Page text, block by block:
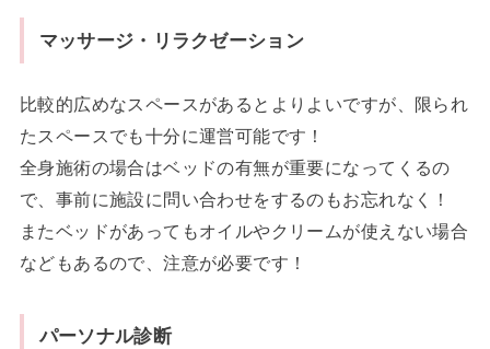
マッサージ・リラクゼーション
比較的広めなスペースがあるとよりよいですが、限られ
たスペースでも十分に運営可能です！
全身施術の場合はベッドの有無が重要になってくるの
で、事前に施設に問い合わせをするのもお忘れなく！
またベッドがあってもオイルやクリームが使えない場合
などもあるので、注意が必要です！
パーソナル診断